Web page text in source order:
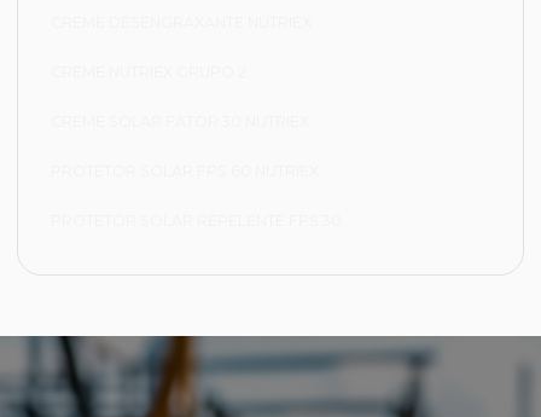
JAPONA FRIGORÍFICA
LUVA NYLON PARA CAMARA FRIA